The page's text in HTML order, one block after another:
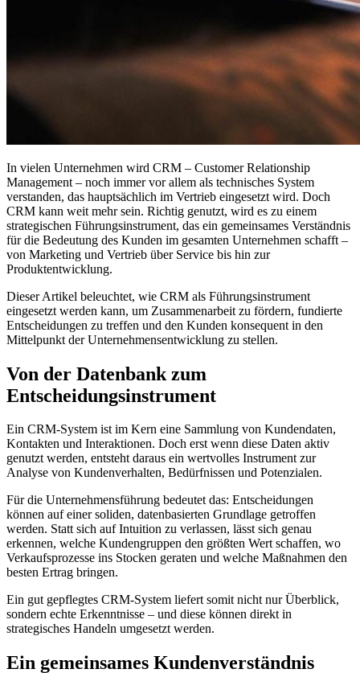
In vielen Unternehmen wird CRM – Customer Relationship
Management – noch immer vor allem als technisches System
verstanden, das hauptsächlich im Vertrieb eingesetzt wird. Doch
CRM kann weit mehr sein. Richtig genutzt, wird es zu einem
strategischen Führungsinstrument, das ein gemeinsames Verständnis
für die Bedeutung des Kunden im gesamten Unternehmen schafft –
von Marketing und Vertrieb über Service bis hin zur
Produktentwicklung.
Dieser Artikel beleuchtet, wie CRM als Führungsinstrument
eingesetzt werden kann, um Zusammenarbeit zu fördern, fundierte
Entscheidungen zu treffen und den Kunden konsequent in den
Mittelpunkt der Unternehmensentwicklung zu stellen.
Von der Datenbank zum
Entscheidungsinstrument
Ein CRM-System ist im Kern eine Sammlung von Kundendaten,
Kontakten und Interaktionen. Doch erst wenn diese Daten aktiv
genutzt werden, entsteht daraus ein wertvolles Instrument zur
Analyse von Kundenverhalten, Bedürfnissen und Potenzialen.
Für die Unternehmensführung bedeutet das: Entscheidungen
können auf einer soliden, datenbasierten Grundlage getroffen
werden. Statt sich auf Intuition zu verlassen, lässt sich genau
erkennen, welche Kundengruppen den größten Wert schaffen, wo
Verkaufsprozesse ins Stocken geraten und welche Maßnahmen den
besten Ertrag bringen.
Ein gut gepflegtes CRM-System liefert somit nicht nur Überblick,
sondern echte Erkenntnisse – und diese können direkt in
strategisches Handeln umgesetzt werden.
Ein gemeinsames Kundenverständnis